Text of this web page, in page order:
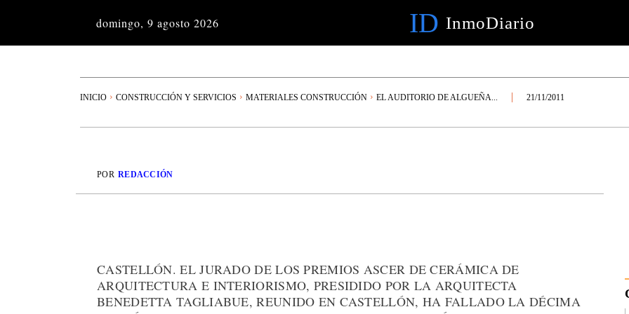
domingo, 9 agosto 2026 ID InmoDiario
INICIO CONSTRUCCIÓN Y SERVICIOS MATERIALES CONSTRUCCIÓN EL AUDITORIO DE ALGUEÑA... 21/11/2011
POR REDACCIÓN
CASTELLÓN. EL JURADO DE LOS PREMIOS ASCER DE CERÁMICA DE
ARQUITECTURA E INTERIORISMO, PRESIDIDO POR LA ARQUITECTA
BENEDETTA TAGLIABUE, REUNIDO EN CASTELLÓN, HA FALLADO LA DÉCIMA